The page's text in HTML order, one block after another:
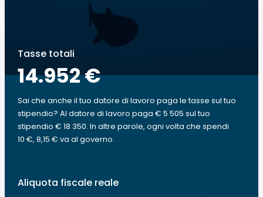
Tasse totali
14.952 €
Sai che anche il tuo datore di lavoro paga le tasse sul tuo
stipendio? Al datore di lavoro paga € 5 505 sul tuo
stipendio € 18 350. In altre parole, ogni volta che spendi
10 €, 8,15 € va al governo.
Aliquota fiscale reale